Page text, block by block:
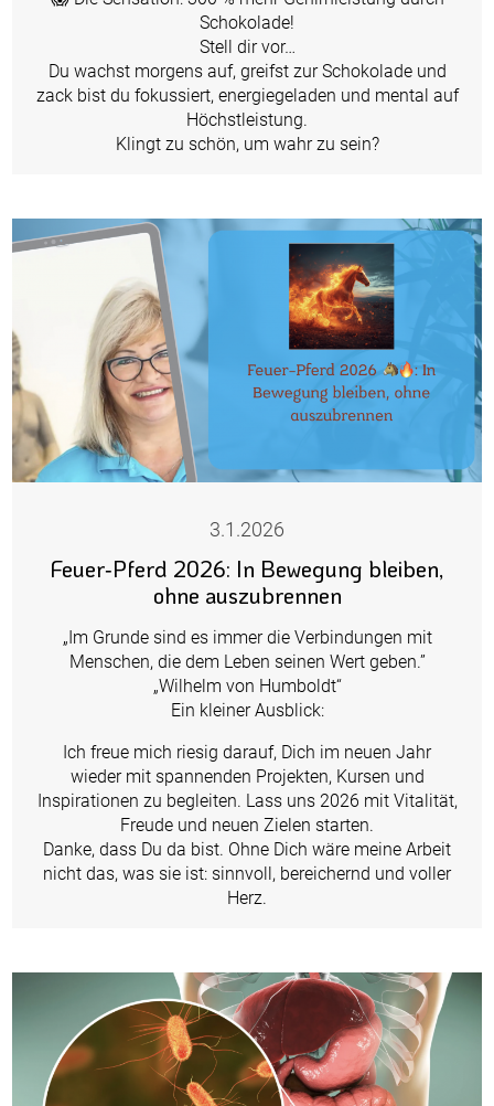
Schokolade!
Stell dir vor…
Du wachst morgens auf, greifst zur Schokolade und
zack bist du fokussiert, energiegeladen und mental auf
Höchstleistung.
Klingt zu schön, um wahr zu sein?
3.1.2026
Feuer‑Pferd 2026: In Bewegung bleiben,
ohne auszubrennen
„Im Grunde sind es immer die Verbindungen mit
Menschen, die dem Leben seinen Wert geben.”
„Wilhelm von Humboldt“
Ein kleiner Ausblick:
Ich freue mich riesig darauf, Dich im neuen Jahr
wieder mit spannenden Projekten, Kursen und
Inspirationen zu begleiten. Lass uns 2026 mit Vitalität,
Freude und neuen Zielen starten.
Danke, dass Du da bist. Ohne Dich wäre meine Arbeit
nicht das, was sie ist: sinnvoll, bereichernd und voller
Herz.